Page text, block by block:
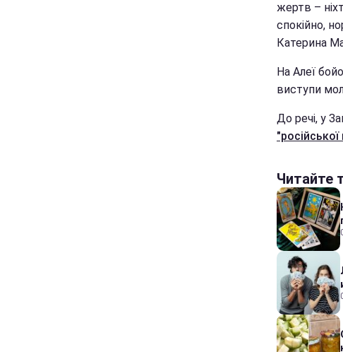
жертв –
спокійно,
Катерина
На Алеї
виступи
До речі, у
"російської
Читайте